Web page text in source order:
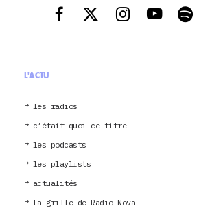
L'ACTU
les radios
c’était quoi ce titre
les podcasts
les playlists
actualités
La grille de Radio Nova